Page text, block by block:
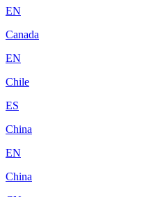
EN
Canada
EN
Chile
ES
China
EN
China